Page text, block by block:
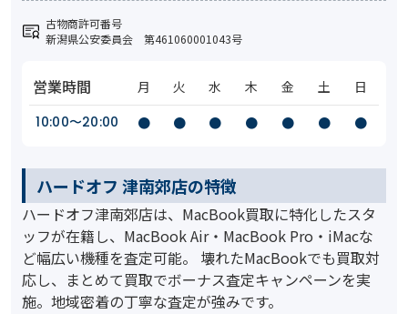
古物商許可番号
新潟県公安委員会 第461060001043号
営業時間 月 火 水 木 金 土
日
10:00〜20:00
● ● ● ● ● ● ●
ハードオフ 津南郊店の特徴
ハードオフ津南郊店は、MacBook買取に特化したスタ
ッフが在籍し、MacBook Air・MacBook Pro・iMacな
ど幅広い機種を査定可能。 壊れたMacBookでも買取対
応し、まとめて買取でボーナス査定キャンペーンを実
施。地域密着の丁寧な査定が強みです。